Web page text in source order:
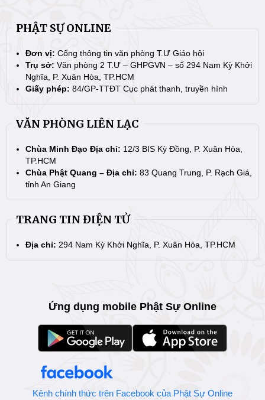
PHẬT SỰ ONLINE
Đơn vị: Cổng thông tin văn phòng T.Ư Giáo hội
Trụ sở: Văn phòng 2 T.Ư – GHPGVN – số 294 Nam Kỳ Khởi
Nghĩa, P. Xuân Hòa, TP.HCM
Giấy phép: 84/GP-TTĐT Cục phát thanh, truyền hình
VĂN PHÒNG LIÊN LẠC
Chùa Minh Đạo Địa chỉ: 12/3 BIS Kỳ Đồng, P. Xuân Hòa,
TP.HCM
Chùa Phật Quang – Địa chỉ: 83 Quang Trung, P. Rạch Giá,
tỉnh An Giang
TRANG TIN ĐIỆN TỬ
Địa chỉ: 294 Nam Kỳ Khởi Nghĩa, P. Xuân Hòa, TP.HCM
Ứng dụng mobile Phật Sự Online
Kênh chính thức trên Facebook của Phật Sự Online